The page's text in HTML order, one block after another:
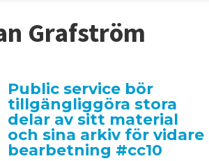
Nyheter
Nyheter
Grafström
Public service bör
tillgängliggöra stora
delar av sitt material
och sina arkiv för vidare
bearbetning #cc10